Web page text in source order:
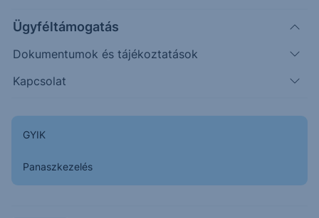
Ügyféltámogatás
Dokumentumok és tájékoztatások
Kapcsolat
GYIK
Panaszkezelés
15:00
5.00
Napon belüli Historikus